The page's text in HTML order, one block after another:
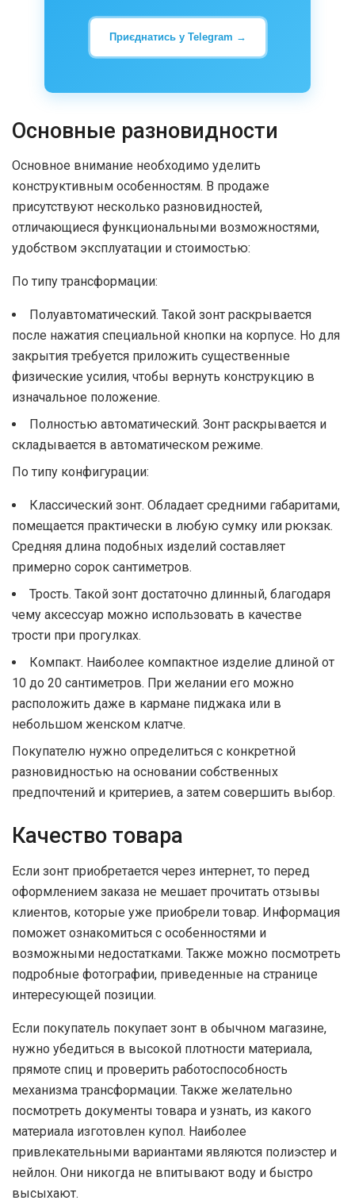
Приєднатись у Telegram →
Основные разновидности
Основное внимание необходимо уделить
конструктивным особенностям. В продаже
присутствуют несколько разновидностей,
отличающиеся функциональными возможностями,
удобством эксплуатации и стоимостью:
По типу трансформации:
Полуавтоматический. Такой зонт раскрывается
после нажатия специальной кнопки на корпусе. Но для
закрытия требуется приложить существенные
физические усилия, чтобы вернуть конструкцию в
изначальное положение.
Полностью автоматический. Зонт раскрывается и
складывается в автоматическом режиме.
По типу конфигурации:
Классический зонт. Обладает средними габаритами,
помещается практически в любую сумку или рюкзак.
Средняя длина подобных изделий составляет
примерно сорок сантиметров.
Трость. Такой зонт достаточно длинный, благодаря
чему аксессуар можно использовать в качестве
трости при прогулках.
Компакт. Наиболее компактное изделие длиной от
10 до 20 сантиметров. При желании его можно
расположить даже в кармане пиджака или в
небольшом женском клатче.
Покупателю нужно определиться с конкретной
разновидностью на основании собственных
предпочтений и критериев, а затем совершить выбор.
Качество товара
Если зонт приобретается через интернет, то перед
оформлением заказа не мешает прочитать отзывы
клиентов, которые уже приобрели товар. Информация
поможет ознакомиться с особенностями и
возможными недостатками. Также можно посмотреть
подробные фотографии, приведенные на странице
интересующей позиции.
Если покупатель покупает зонт в обычном магазине,
нужно убедиться в высокой плотности материала,
прямоте спиц и проверить работоспособность
механизма трансформации. Также желательно
посмотреть документы товара и узнать, из какого
материала изготовлен купол. Наиболее
привлекательными вариантами являются полиэстер и
нейлон. Они никогда не впитывают воду и быстро
высыхают.